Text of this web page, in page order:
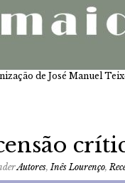
de José Manuel
Autores,Inês Lourenço,